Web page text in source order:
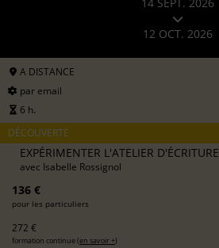
12 OCT. 2026
A DISTANCE
par email
6 h.
DÉCOUVERTE
EXPÉRIMENTER L'ATELIER D'ÉCRITURE
avec Isabelle Rossignol
136 €
pour les particuliers
272 €
formation continue (en savoir +)